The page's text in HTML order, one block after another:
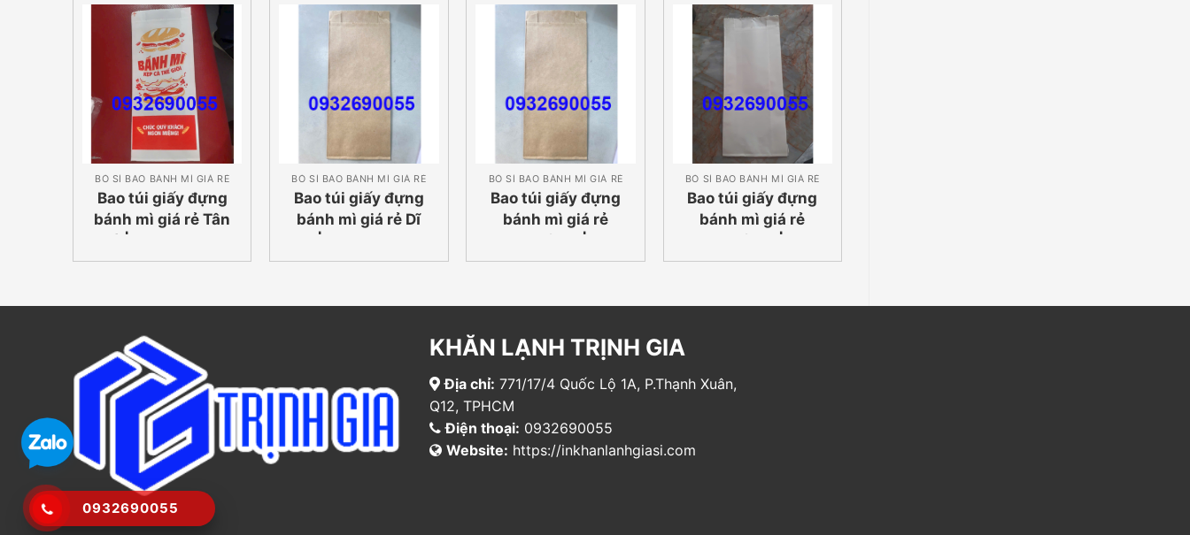
BỎ SỈ BAO BÁNH MÌ GIÁ RẺ
Bao túi giấy đựng
bánh mì giá rẻ Tân
Phú | 0932690055
BỎ SỈ BAO BÁNH MÌ GIÁ RẺ
Bao túi giấy đựng
bánh mì giá rẻ Dĩ
An | 0932690055
BỎ SỈ BAO BÁNH MÌ GIÁ RẺ
Bao túi giấy đựng
bánh mì giá rẻ
Quận 8 |
0932690055
BỎ SỈ BAO BÁNH MÌ GIÁ RẺ
Bao túi giấy đựng
bánh mì giá rẻ
Quận 4 |
0932690055
KHĂN LẠNH TRỊNH GIA
Địa chỉ: 771/17/4 Quốc Lộ 1A, P.Thạnh Xuân,
Q12, TPHCM
Điện thoại: 0932690055
Website: https://inkhanlanhgiasi.com
0932690055